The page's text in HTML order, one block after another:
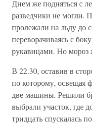
Днем же подняться с
разведчики не могли.
пролежали на льду до
переворачиваясь с
рукавицами. Но мороз
В 22.30, оставив в
по которому, освещая
две машины. Решили
выбрали участок, где
тридцать спускалась